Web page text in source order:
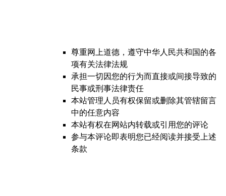
尊重网上道德，遵守中华人民共和国的各
项有关法律法规
承担一切因您的行为而直接或间接导致的
民事或刑事法律责任
本站管理人员有权保留或删除其管辖留言
中的任意内容
本站有权在网站内转载或引用您的评论
参与本评论即表明您已经阅读并接受上述
条款